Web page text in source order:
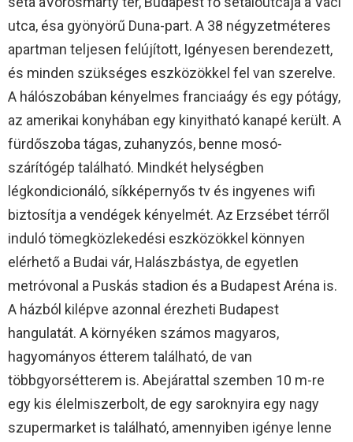
utca, ésa gyönyörű Duna-part. A 38 négyzetméteres
apartman teljesen felújított, Igényesen berendezett,
és minden szükséges eszközökkel fel van szerelve.
A hálószobában kényelmes franciaágy és egy pótágy,
az amerikai konyhában egy kinyitható kanapé került. A
fürdőszoba tágas, zuhanyzós, benne mosó-
szárítógép található. Mindkét helységben
légkondicionáló, síkképernyős tv és ingyenes wifi
biztosítja a vendégek kényelmét. Az Erzsébet térről
induló tömegközlekedési eszközökkel könnyen
elérhető a Budai vár, Halászbástya, de egyetlen
metróvonal a Puskás stadion és a Budapest Aréna is.
A házból kilépve azonnal érezheti Budapest
hangulatát. A környéken számos magyaros,
hagyományos étterem található, de van
többgyorsétterem is. Abejárattal szemben 10 m-re
egy kis élelmiszerbolt, de egy saroknyira egy nagy
szupermarket is található, amennyiben igénye lenne